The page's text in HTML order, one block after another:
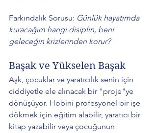
Farkındalık Sorusu: Günlük hayatımda
kuracağım hangi disiplin, beni
geleceğin krizlerinden korur?
Başak ve Yükselen Başak
Aşk, çocuklar ve yaratıcılık senin için
ciddiyetle ele alınacak bir "proje"ye
dönüşüyor. Hobini profesyonel bir işe
dökmek için eğitim alabilir, yaratıcı bir
kitap yazabilir veya çocuğunun